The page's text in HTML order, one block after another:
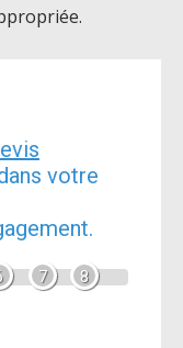
votre
7 8